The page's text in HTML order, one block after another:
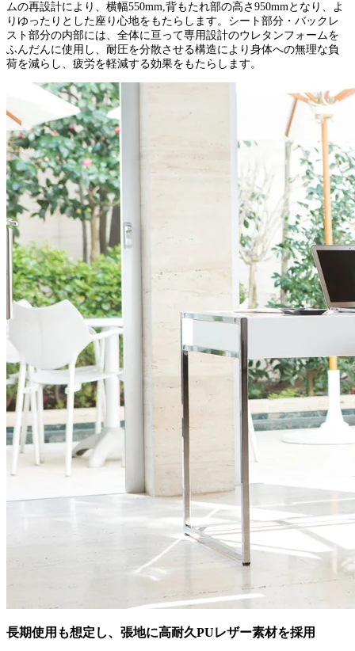
ムの再設計により、横幅550mm,背もたれ部の高さ950mmとなり、よ
りゆったりとした座り心地をもたらします。シート部分・バックレ
スト部分の内部には、全体に亘って専用設計のウレタンフォームを
ふんだんに使用し、耐圧を分散させる構造により身体への無理な負
荷を減らし、疲労を軽減する効果をもたらします。
長期使用も想定し、張地に高耐久PUレザー素材を採用